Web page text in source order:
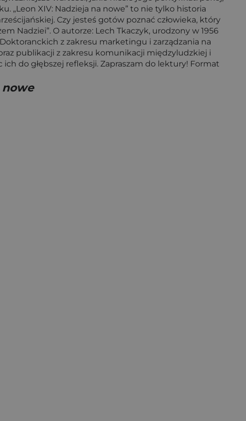
„Leon XIV: Nadzieja na nowe” to nie tylko historia
Czy jesteś gotów poznać człowieka, który
Nadziei”. O autorze: Lech Tkaczyk, urodzony w 1956
z zakresu marketingu i zarządzania na
publikacji z zakresu komunikacji międzyludzkiej i
do głębszej refleksji. Zapraszam do lektury! Format
nowe